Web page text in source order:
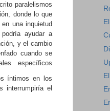
paralelismos
donde lo que
una inquietud
ayudar a
y el cambio
cuando se
específicos
íntimos en los
interrumpiría el